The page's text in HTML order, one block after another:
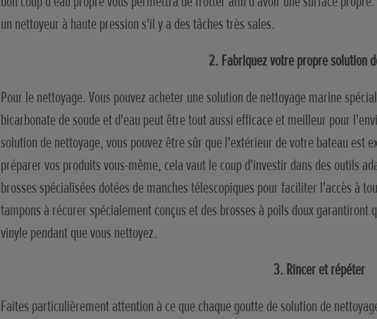
un nettoyeur à haute pression s'il y a des tâches très sales.
2. Fabriquez votre propre solution
Pour le nettoyage. Vous pouvez acheter une solution de nettoyage marine
bicarbonate de soude et d'eau peut être tout aussi efficace et meilleur pour
solution de nettoyage, vous pouvez être sûr que l'extérieur de votre bateau est
préparer vos produits vous-même, cela vaut le coup d'investir dans des outils
brosses spécialisées dotées de manches télescopiques pour faciliter l'accès à
tampons à récurer spécialement conçus et des brosses à poils doux garantiront
vinyle pendant que vous nettoyez.
3. Rincer et répéter
Faites particulièrement attention à ce que chaque goutte de solution de